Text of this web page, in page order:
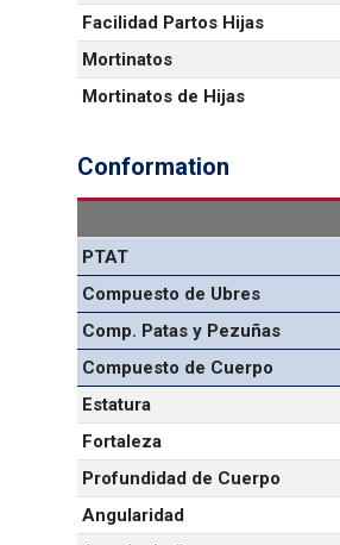
Facilidad Partos Hijas
Mortinatos
Mortinatos de Hijas
Conformation
PTAT
Compuesto de Ubres
Comp. Patas y Pezuñas
Compuesto de Cuerpo
Estatura
Fortaleza
Profundidad de Cuerpo
Angularidad